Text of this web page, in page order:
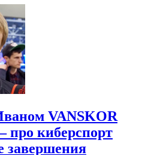
VANSKOR
про киберспорт
завершения